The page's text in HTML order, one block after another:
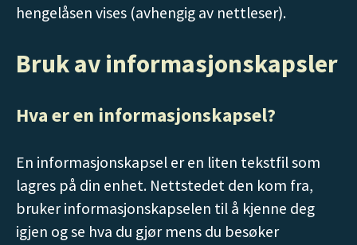
hengelåsen vises (avhengig av nettleser).
Bruk av informasjonskapsler
Hva er en informasjonskapsel?
En informasjonskapsel er en liten tekstfil som
lagres på din enhet. Nettstedet den kom fra,
bruker informasjonskapselen til å kjenne deg
igjen og se hva du gjør mens du besøker